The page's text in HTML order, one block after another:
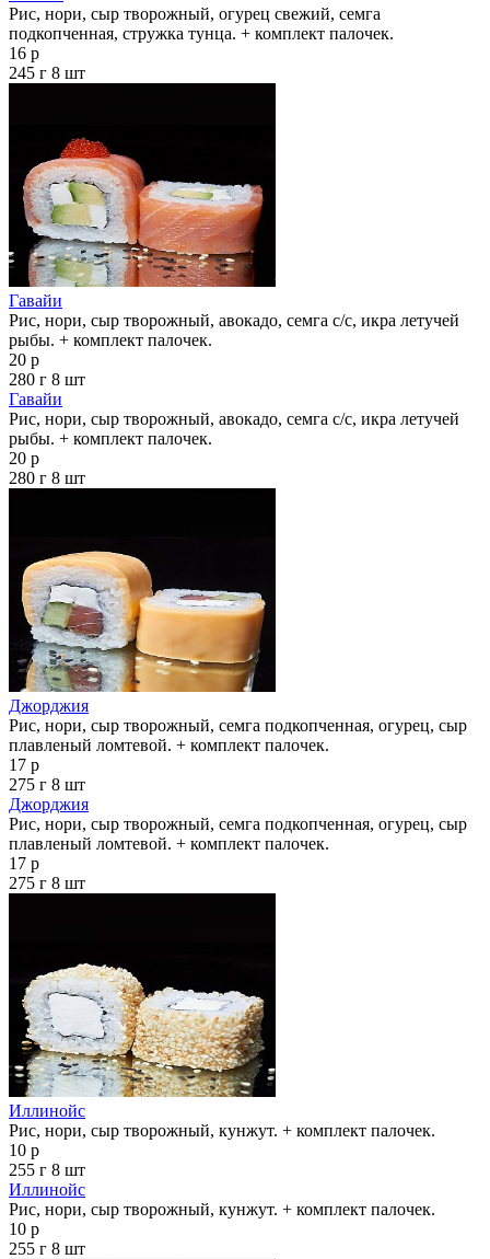
Рис, нори, сыр творожный, огурец свежий, семга
подкопченная, стружка тунца. + комплект палочек.
16 р
245 г 8 шт
Гавайи
Рис, нори, сыр творожный, авокадо, семга с/с, икра летучей
рыбы. + комплект палочек.
20 р
280 г 8 шт
Гавайи
Рис, нори, сыр творожный, авокадо, семга с/с, икра летучей
рыбы. + комплект палочек.
20 р
280 г 8 шт
Джорджия
Рис, нори, сыр творожный, семга подкопченная, огурец, сыр
плавленый ломтевой. + комплект палочек.
17 р
275 г 8 шт
Джорджия
Рис, нори, сыр творожный, семга подкопченная, огурец, сыр
плавленый ломтевой. + комплект палочек.
17 р
275 г 8 шт
Иллинойс
Рис, нори, сыр творожный, кунжут. + комплект палочек.
10 р
255 г 8 шт
Иллинойс
Рис, нори, сыр творожный, кунжут. + комплект палочек.
10 р
255 г 8 шт